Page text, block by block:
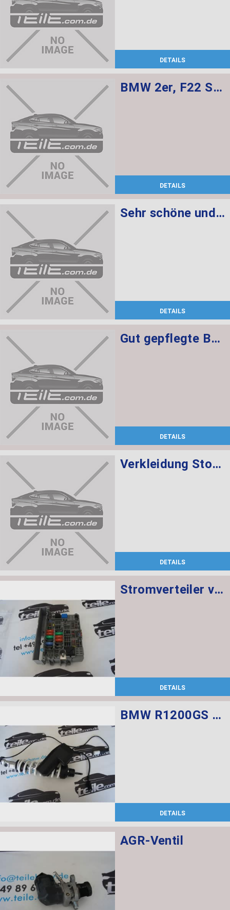
DETAILS
BMW 2er, F22 Sensatec innenausstattung, Sportsitze sind elekt. verstellbar mit memory, Sitzheizung für Fahrer und Beifahrer
DETAILS
Sehr schöne und gepflegte Innenausstattung für BMW F22
DETAILS
Gut gepflegte BMW 2er F22 Lederausstattung mit Sitzheizung, elekt. Sitzen + Memory für Fahrer
DETAILS
Verkleidung Stossfänger grundiert vorn BASIS
DETAILS
Stromverteiler vorne
DETAILS
BMW R1200GS Federbein vorn ESA
DETAILS
AGR-Ventil